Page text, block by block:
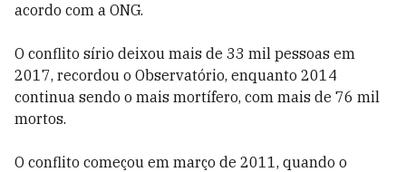
acordo com a ONG.
O conflito sírio deixou mais de 33 mil pessoas em
2017, recordou o Observatório, enquanto 2014
continua sendo o mais mortífero, com mais de 76 mil
mortos.
O conflito começou em março de 2011, quando o